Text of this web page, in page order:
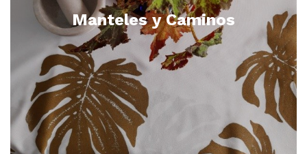
Manteles y Caminos